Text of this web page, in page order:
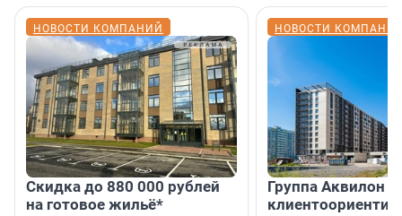
НОВОСТИ КОМПАНИЙ
Скидка до 880 000 рублей
на готовое жильё*
НОВОСТИ
Группа Аквилон